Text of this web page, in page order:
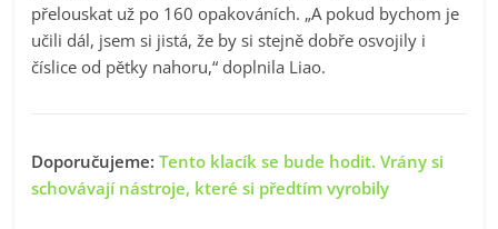
přelouskat už po 160 opakováních. „A pokud bychom je
učili dál, jsem si jistá, že by si stejně dobře osvojily i
číslice od pětky nahoru,“ doplnila Liao.
Doporučujeme:Tento klacík se bude hodit. Vrány si
schovávají nástroje, které si předtím vyrobily